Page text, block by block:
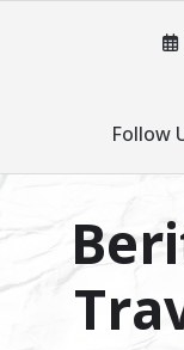
Follow